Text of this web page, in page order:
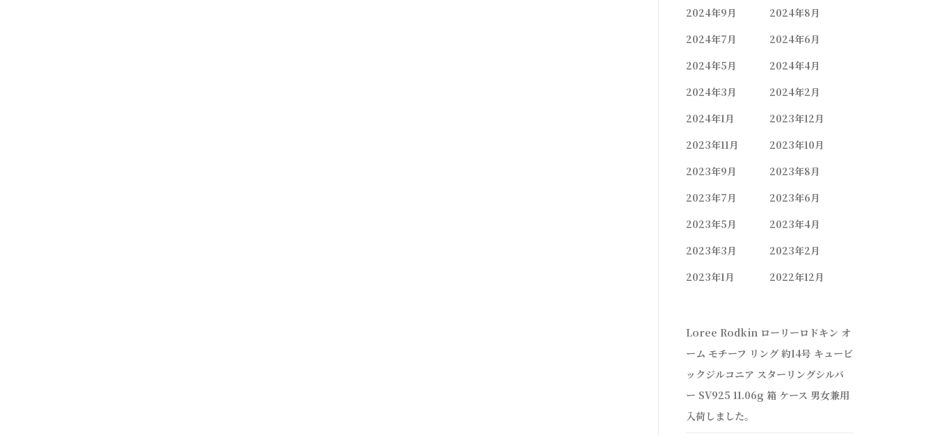
2024年9月
2024年8月
2024年7月
2024年6月
2024年5月
2024年4月
2024年3月
2024年2月
2024年1月
2023年12月
2023年11月
2023年10月
2023年9月
2023年8月
2023年7月
2023年6月
2023年5月
2023年4月
2023年3月
2023年2月
2023年1月
2022年12月
Loree Rodkin ローリーロドキン オ
ーム モチーフ リング 約14号 キュービ
ックジルコニア スターリングシルバ
ー SV925 11.06g 箱 ケース 男女兼用
入荷しました。